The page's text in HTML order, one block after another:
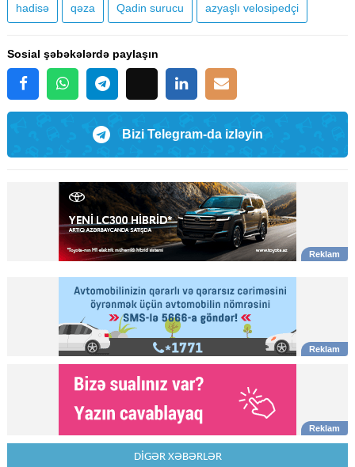
hadisə qəza Qadin surucu azyaşlı velosipedçi
Sosial şəbəkələrdə paylaşın
Bizi Telegram-da izləyin
DİGƏR XƏBƏRLƏR